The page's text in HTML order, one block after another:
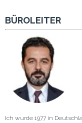
BÜROLEITER
Ich wurde 1977 in